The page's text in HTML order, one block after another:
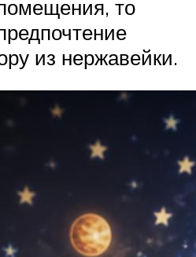
то
из нержавейки.